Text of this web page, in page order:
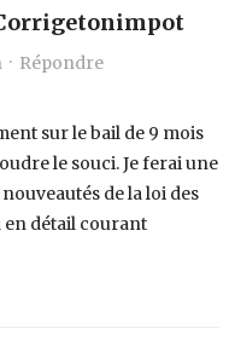
Répondre
sur le bail de 9 mois
le souci. Je ferai une
de la loi des
détail courant